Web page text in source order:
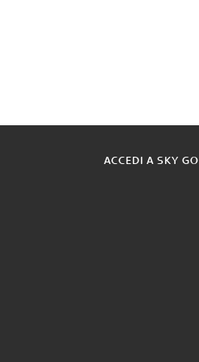
ACCEDI A SKY GO